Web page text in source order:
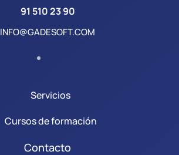
91 510 23 90
INFO@GADESOFT.COM
Servicios
Cursos de formación
Contacto